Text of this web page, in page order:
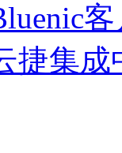
捷集成